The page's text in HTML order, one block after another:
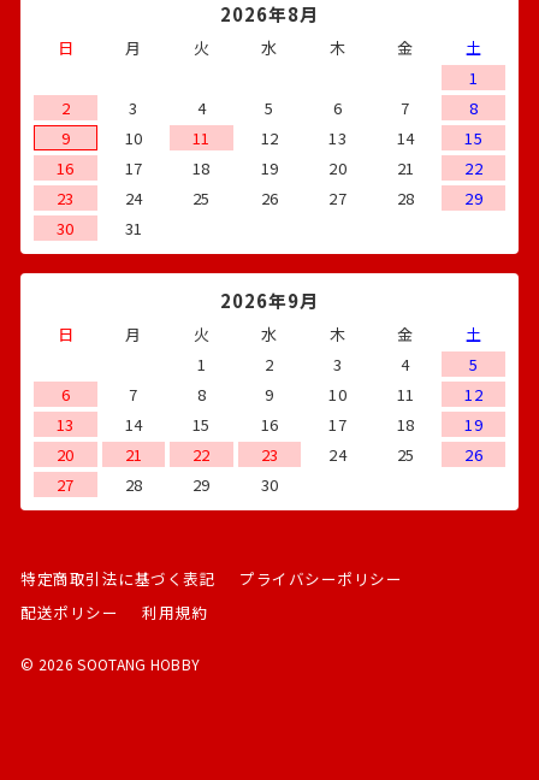
2026年8月
日 月 火 水 木 金
土
1
2
3 4 5 6 7
8
9
10 11 12 13 14
15
16
17 18 19 20 21
22
23
24 25 26 27 28
29
30
31
2026年9月
日 月 火 水 木 金
土
1
2 3 4
5
6
7 8 9 10 11
12
13
14 15 16 17 18
19
20
21 22 23 24 25
26
27
28 29 30
© 2026 SOOTANG HOBBY
特定商取引法に基づく表記
プライバシーポリシー
配送ポリシー
利用規約